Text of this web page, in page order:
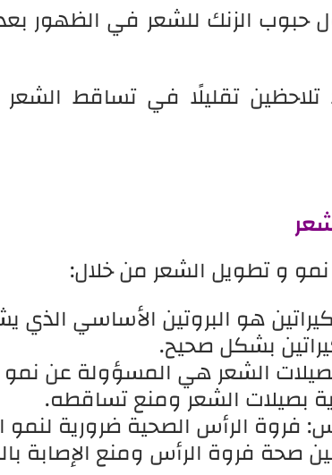
تلاحظين تقليلًا في تساقط
و تطويل الشعر من خلال:
هو البروتين الأساسي
بشكل صحيح.
الشعر هي المسؤولة عن نمو
بصيلات الشعر ومنع تساقطه.
فروة الرأس الصحية ضرورية لنمو
صحة فروة الرأس ومنع الإصابة